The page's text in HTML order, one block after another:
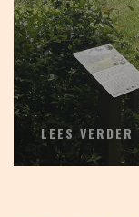
LEES VERDER